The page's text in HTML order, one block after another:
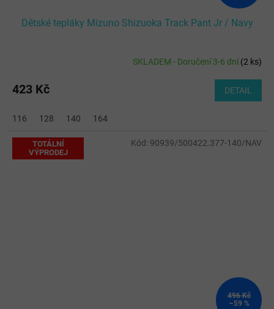
Dětské tepláky Mizuno Shizuoka Track Pant Jr / Navy
SKLADEM - Doručení 3-6 dní(2 ks)
423 Kč DETAIL
116 128 140 164
TOTÁLNÍ
VÝPRODEJ
496 Kč
–59 %
Kód: 90939/500422.377-140/NAV